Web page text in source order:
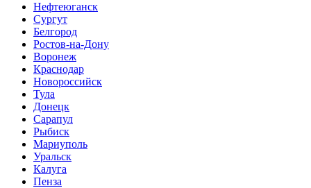
Нефтеюганск
Сургут
Белгород
Ростов-на-Дону
Воронеж
Краснодар
Новороссийск
Тула
Донецк
Сарапул
Рыбиск
Мариуполь
Уральск
Калуга
Пенза